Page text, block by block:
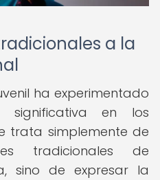
a la
ha experimentado
significativa en los
trata simplemente de
tradicionales de
sino de expresar la